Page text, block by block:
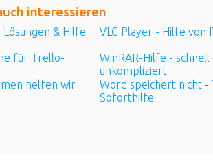
interessieren
& Hilfe
für Trello-
helfen wir
VLC Player - Hilfe von
WinRAR-Hilfe - schnell
unkompliziert
Word speichert nicht -
Soforthilfe